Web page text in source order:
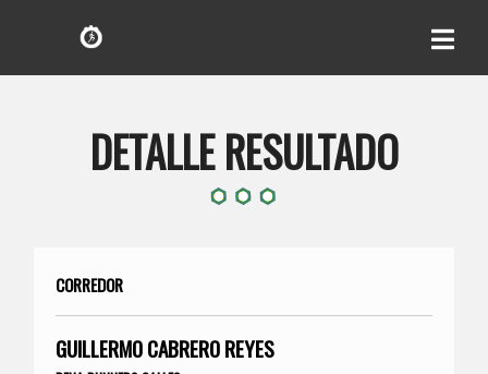
DETALLE RESULTADO
CORREDOR
GUILLERMO CABRERO REYES